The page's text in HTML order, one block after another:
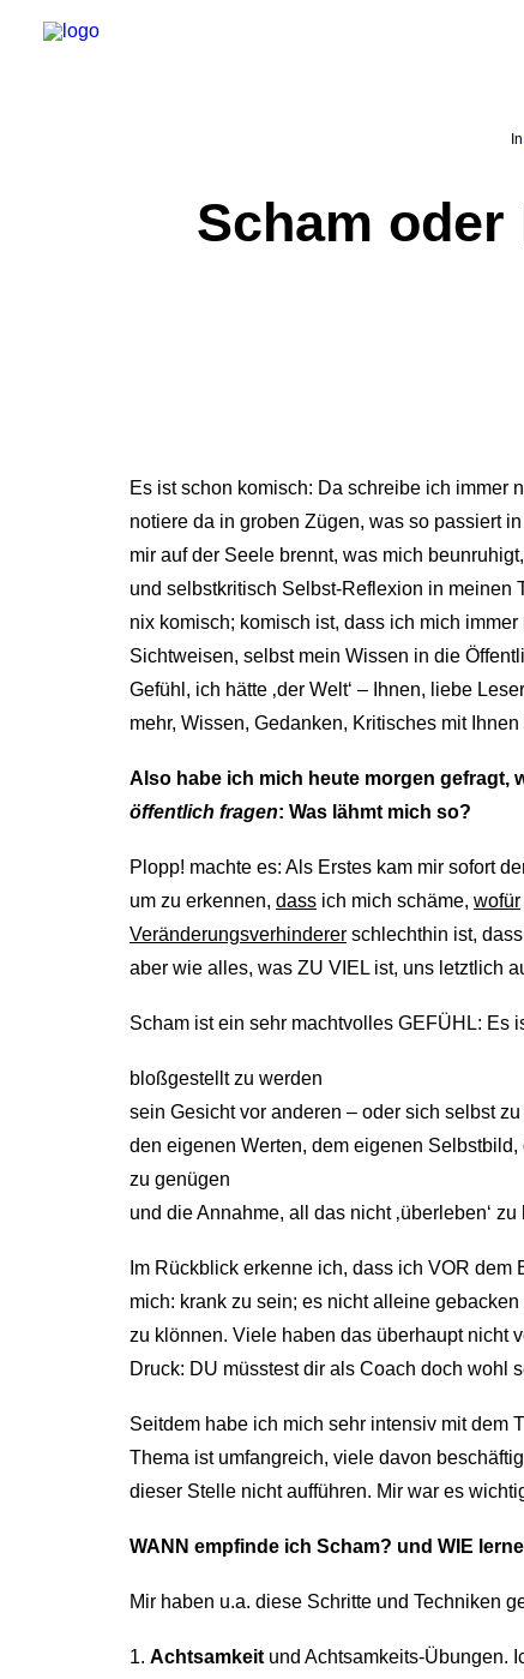
In
Scham oder
Es ist schon komisch: Da schreibe ich immer
notiere da in groben Zügen, was so passiert
mir auf der Seele brennt, was mich
und selbstkritisch Selbst-Reflexion in meinen
nix komisch; komisch ist, dass ich mich
Sichtweisen, selbst mein Wissen in die
Gefühl, ich hätte ‚der Welt‘ – Ihnen, liebe
mehr, Wissen, Gedanken, Kritisches mit Ihnen
Also habe ich mich heute morgen gefragt,
öffentlich fragen: Was lähmt mich so?
Plopp! machte es: Als Erstes kam mir sofort
um zu erkennen, dass ich mich schäme, wofür
Veränderungsverhinderer schlechthin ist,
aber wie alles, was ZU VIEL ist, uns letztlich
Scham ist ein sehr machtvolles GEFÜHL: Es
bloßgestellt zu werden
sein Gesicht vor anderen – oder sich selbst
den eigenen Werten, dem eigenen
zu genügen
und die Annahme, all das nicht ‚überleben‘ zu
Im Rückblick erkenne ich, dass ich VOR dem
mich: krank zu sein; es nicht alleine
zu klönnen. Viele haben das überhaupt nicht
Druck: DU müsstest dir als Coach doch wohl
Seitdem habe ich mich sehr intensiv mit dem
Thema ist umfangreich, viele davon
dieser Stelle nicht aufführen. Mir war es
WANN empfinde ich Scham? und WIE
Mir haben u.a. diese Schritte und Techniken
1. Achtsamkeit und Achtsamkeits-Übungen.